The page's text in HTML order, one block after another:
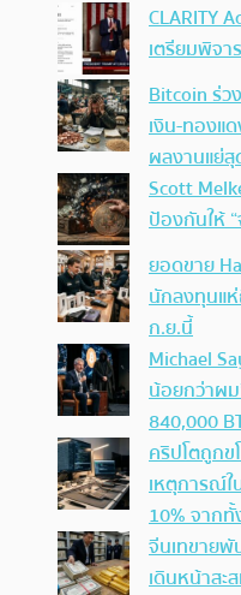
CLARITY
เตรียมพิจ
Bitcoin ร่ว
เงิน-ทองแ
ผลงานแย่
Scott
ป้องกันให้
ยอดขาย
นักลงทุนแห่
ก.ย.นี้
Michael
น้อยกว่าผม
840,000
คริปโตถูกข
เหตุการณ์ใ
10% จาก
จีนเทขาย
เดินหน้าสะ